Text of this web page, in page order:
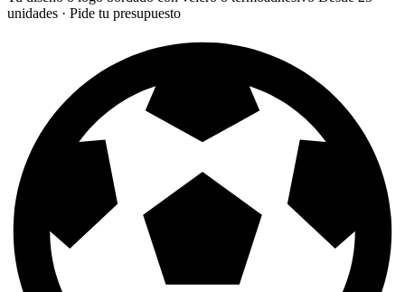
unidades · Pide tu presupuesto